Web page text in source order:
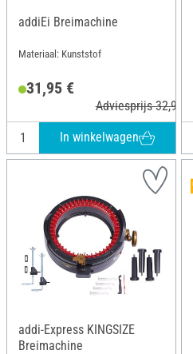
addiEi Breimachine
Materiaal: Kunststof
31,95 €
Adviesprijs 32,95 €
In winkelwagen
addi-Express KINGSIZE
Breimachine